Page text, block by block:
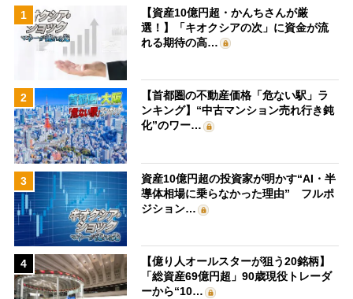
1
【資産10億円超・かんちさんが厳
選！】「キオクシアの次」に資金が流
れる期待の高…
2
【首都圏の不動産価格「危ない駅」ラ
ンキング】“中古マンション売れ行き鈍
化”のワー…
3
資産10億円超の投資家が明かす“AI・半
導体相場に乗らなかった理由” フルポ
ジション…
4
【億り人オールスターが狙う20銘柄】
「総資産69億円超」90歳現役トレーダ
ーから“10…